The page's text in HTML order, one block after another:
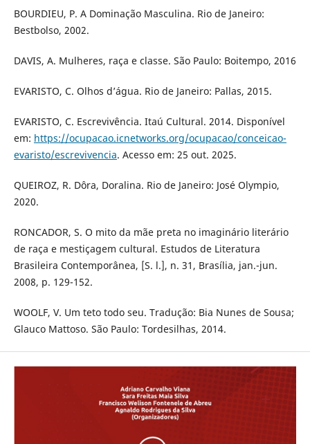
BOURDIEU, P. A Dominação Masculina. Rio de Janeiro:
Bestbolso, 2002.
DAVIS, A. Mulheres, raça e classe. São Paulo: Boitempo, 2016
EVARISTO, C. Olhos d’água. Rio de Janeiro: Pallas, 2015.
EVARISTO, C. Escrevivência. Itaú Cultural. 2014. Disponível
em: https://ocupacao.icnetworks.org/ocupacao/conceicao-
evaristo/escrevivencia. Acesso em: 25 out. 2025.
QUEIROZ, R. Dôra, Doralina. Rio de Janeiro: José Olympio,
2020.
RONCADOR, S. O mito da mãe preta no imaginário literário
de raça e mestiçagem cultural. Estudos de Literatura
Brasileira Contemporânea, [S. l.], n. 31, Brasília, jan.-jun.
2008, p. 129-152.
WOOLF, V. Um teto todo seu. Tradução: Bia Nunes de Sousa;
Glauco Mattoso. São Paulo: Tordesilhas, 2014.